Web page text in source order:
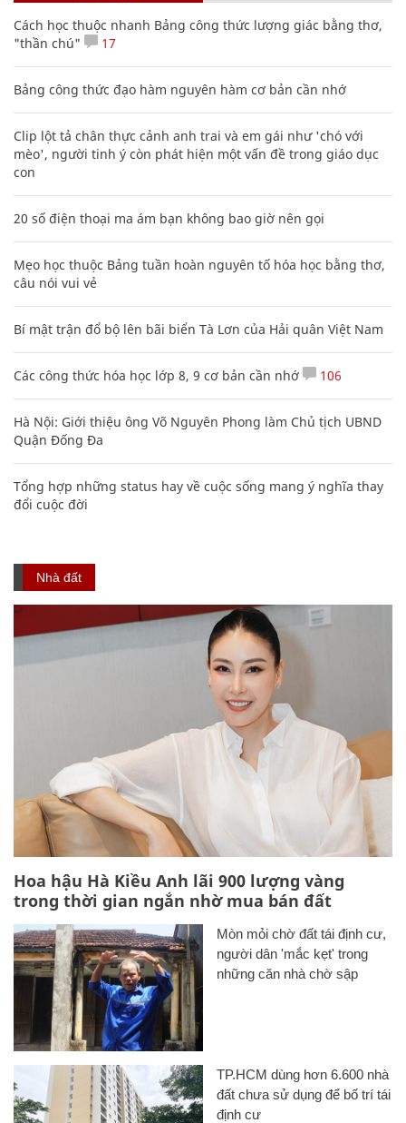
Cách học thuộc nhanh Bảng công thức lượng giác bằng thơ,
"thần chú"
17
Bảng công thức đạo hàm nguyên hàm cơ bản cần nhớ
Clip lột tả chân thực cảnh anh trai và em gái như 'chó với
mèo', người tinh ý còn phát hiện một vấn đề trong giáo dục
con
20 số điện thoại ma ám bạn không bao giờ nên gọi
Mẹo học thuộc Bảng tuần hoàn nguyên tố hóa học bằng thơ,
câu nói vui vẻ
Bí mật trận đổ bộ lên bãi biển Tà Lơn của Hải quân Việt Nam
Các công thức hóa học lớp 8, 9 cơ bản cần nhớ 106
Hà Nội: Giới thiệu ông Võ Nguyên Phong làm Chủ tịch UBND
Quận Đống Đa
Tổng hợp những status hay về cuộc sống mang ý nghĩa thay
đổi cuộc đời
Nhà đất
Hoa hậu Hà Kiều Anh lãi 900 lượng vàng
trong thời gian ngắn nhờ mua bán đất
Mòn mỏi chờ đất tái định cư,
người dân 'mắc kẹt' trong
những căn nhà chờ sập
TP.HCM dùng hơn 6.600 nhà
đất chưa sử dụng để bố trí tái
định cư